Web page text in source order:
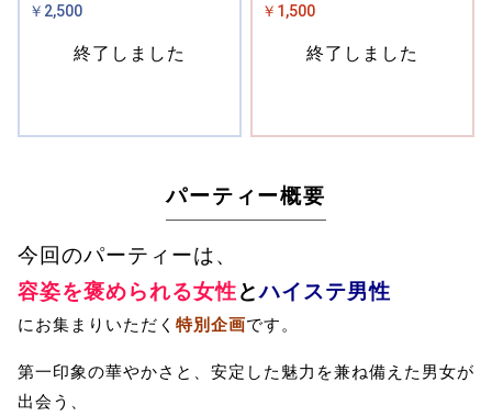
￥2,500
終了しました
￥1,500
終了しました
パーティー概要
今回のパーティーは、
容姿を褒められる女性とハイステ男性
にお集まりいただく 特別企画です。
第一印象の華やかさと、安定した魅力を兼ね備えた男女が
出会う、